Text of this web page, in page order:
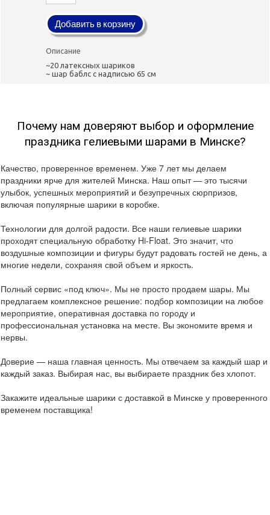
Добавить в корзину
Описание
~20 латексных шариков
~ шар баблс с надписью 65 см
Почему нам доверяют выбор и оформление
праздника гелиевыми шарами в Минске?
Качество, проверенное временем. Уже 7 лет мы делаем
праздники ярче для жителей Минска. Наш опыт — это тысячи
улыбок, успешных мероприятий и безупречных сюрпризов,
включая популярные шарики в коробке.
Технологии для долгой радости. Все наши гелиевые шарики
проходят специальную обработку Hi-Float. Это значит, что
воздушные композиции и фигуры будут радовать гостей не день, а
многие недели, сохраняя свой объем и яркость.
Полный сервис «под ключ». Мы не просто продаем шары. Мы
предлагаем комплексное решение: подбор композиции на любое
мероприятие, оперативная доставка по городу и
профессиональная установка на месте. Вы экономите время и
нервы.
Доверие — наша главная ценность. Мы отвечаем за каждый шар и
каждый заказ. Выбирая нас, вы выбираете праздник без хлопот.
Закажите идеальные шарики с доставкой в Минске у проверенного
временем поставщика!